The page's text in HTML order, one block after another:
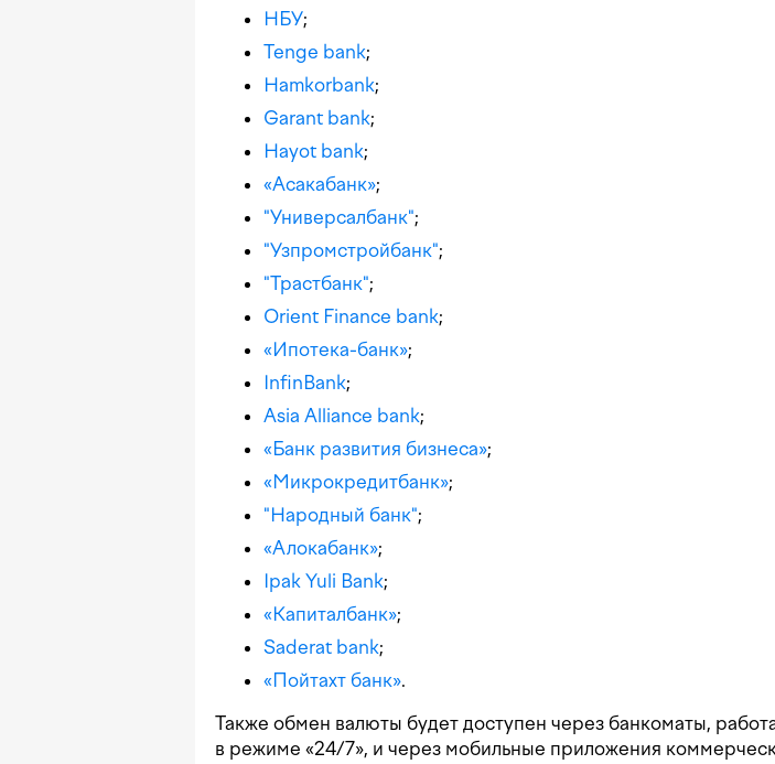
НБУ;
Tenge bank;
Hamkorbank;
Garant bank;
Hayot bank;
«Асакабанк»;
"Универсалбанк";
"Узпромстройбанк";
"Трастбанк";
Orient Finance bank;
«Ипотека-банк»;
InfinBank;
Asia Alliance bank;
«Банк развития бизнеса»;
«Микрокредитбанк»;
"Народный банк";
«Алокабанк»;
Ipak Yuli Bank;
«Капиталбанк»;
Saderat bank;
«Пойтахт банк».
Также обмен валюты будет доступен через банкоматы,
в режиме «24/7», и через мобильные приложения